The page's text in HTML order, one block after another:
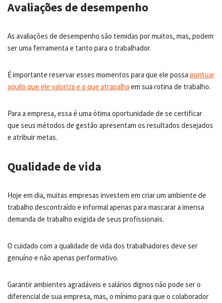
Avaliações de desempenho
As avaliações de desempenho são temidas por muitos, mas, podem
ser uma ferramenta e tanto para o trabalhador.
É importante reservar esses momentos para que ele possa pontuar
aquilo que ele valoriza e o que atrapalha em sua rotina de trabalho.
Para a empresa, essa é uma ótima oportunidade de se certificar
que seus métodos de gestão apresentam os resultados desejados
e atribuir metas.
Qualidade de vida
Hoje em dia, muitas empresas investem em criar um ambiente de
trabalho descontraído e informal apenas para mascarar a imensa
demanda de trabalho exigida de seus profissionais.
O cuidado com a qualidade de vida dos trabalhadores deve ser
genuíno e não apenas performativo.
Garantir ambientes agradáveis e salários dignos não pode ser o
diferencial de sua empresa, mas, o mínimo para que o colaborador